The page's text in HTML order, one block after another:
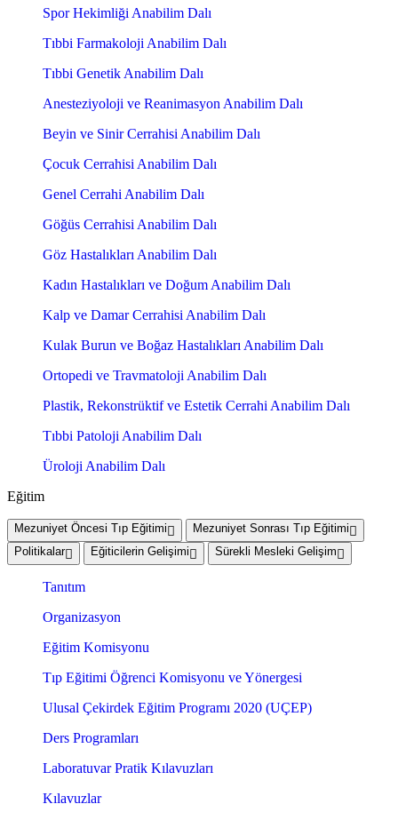
Spor Hekimliği Anabilim Dalı
Tıbbi Farmakoloji Anabilim Dalı
Tıbbi Genetik Anabilim Dalı
Anesteziyoloji ve Reanimasyon Anabilim Dalı
Beyin ve Sinir Cerrahisi Anabilim Dalı
Çocuk Cerrahisi Anabilim Dalı
Genel Cerrahi Anabilim Dalı
Göğüs Cerrahisi Anabilim Dalı
Göz Hastalıkları Anabilim Dalı
Kadın Hastalıkları ve Doğum Anabilim Dalı
Kalp ve Damar Cerrahisi Anabilim Dalı
Kulak Burun ve Boğaz Hastalıkları Anabilim Dalı
Ortopedi ve Travmatoloji Anabilim Dalı
Plastik, Rekonstrüktif ve Estetik Cerrahi Anabilim Dalı
Tıbbi Patoloji Anabilim Dalı
Üroloji Anabilim Dalı
Eğitim
Mezuniyet Öncesi Tıp Eğitimi
Mezuniyet Sonrası Tıp Eğitimi
Politikalar
Eğiticilerin Gelişimi Sürekli Mesleki Gelişim
Tanıtım
Organizasyon
Eğitim Komisyonu
Tıp Eğitimi Öğrenci Komisyonu ve Yönergesi
Ulusal Çekirdek Eğitim Programı 2020 (UÇEP)
Ders Programları
Laboratuvar Pratik Kılavuzları
Kılavuzlar